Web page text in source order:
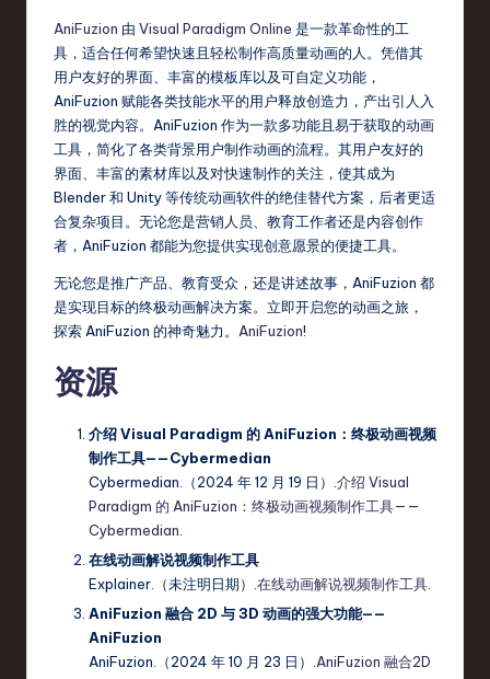
AniFuzion 由 Visual Paradigm Online 是一款革命性的工
具，适合任何希望快速且轻松制作高质量动画的人。凭借其
用户友好的界面、丰富的模板库以及可自定义功能，
AniFuzion 赋能各类技能水平的用户释放创造力，产出引人入
胜的视觉内容。AniFuzion 作为一款多功能且易于获取的动画
工具，简化了各类背景用户制作动画的流程。其用户友好的
界面、丰富的素材库以及对快速制作的关注，使其成为
Blender 和 Unity 等传统动画软件的绝佳替代方案，后者更适
合复杂项目。无论您是营销人员、教育工作者还是内容创作
者，AniFuzion 都能为您提供实现创意愿景的便捷工具。
无论您是推广产品、教育受众，还是讲述故事，AniFuzion 都
是实现目标的终极动画解决方案。立即开启您的动画之旅，
探索 AniFuzion 的神奇魅力。 AniFuzion!
资源
介绍 Visual Paradigm 的 AniFuzion：终极动画视频
制作工具——Cybermedian
Cybermedian.（2024 年 12 月 19 日）. 介绍 Visual
Paradigm 的 AniFuzion：终极动画视频制作工具——
Cybermedian
在线动画解说视频制作工具
Explainer.（未注明日期）. 在线动画解说视频制作工具
AniFuzion 融合 2D 与 3D 动画的强大功能——
AniFuzion
AniFuzion.（2024 年 10 月 23 日）. AniFuzion 融合2D